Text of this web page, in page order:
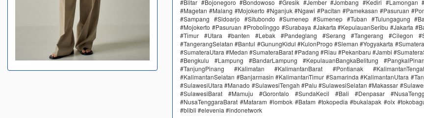
#Blitar #Bojonegoro #Bondowoso #Gresik #Jember #Jombang #Kediri #Lamongan
#Magetan #Malang #Mojokerto #Nganjuk #Ngawi #Pacitan #Pamekasan #Pasuruan
#Sampang #Sidoarjo #Situbondo #Sumenep #Sumenep #Tuban #Tulungagung
#Mojokerto #Pasuruan #Probolinggo #Surabaya #Jakarta #KepulauanSeribu #Jakarta
#Timur #Utara #banten #Lebak #Pandeglang #Serang #Tangerang #Cilegon
#TangerangSelatan #Bantul #GunungKidul #KulonProgo #Sleman #Yogyakarta
#SumateraUtara #Medan #SumateraBarat #Padang #Riau #Pekanbaru #Jambi
#Bengkulu #Lampung #BandarLampung #KepulauanBangkaBelitung
#TanjungPinang #Kalimatan #KalimantanBarat #Pontianak
#KalimantanSelatan #Banjarmasin #KalimantanTimur #Samarinda #KalimantanUtara
#SulawesiUtara #Manado #SulawesiTengah #Palu #SulawesiSelatan #Makassar
#SulawesiBarat #Mamuju #Gorontalo #SundaKecil #Bali #Denpasar
#NusaTenggaraBarat #Mataram #lombok #Batam #tokopedia #bukalapak #olx
#blibli #elevenia #indonetwork